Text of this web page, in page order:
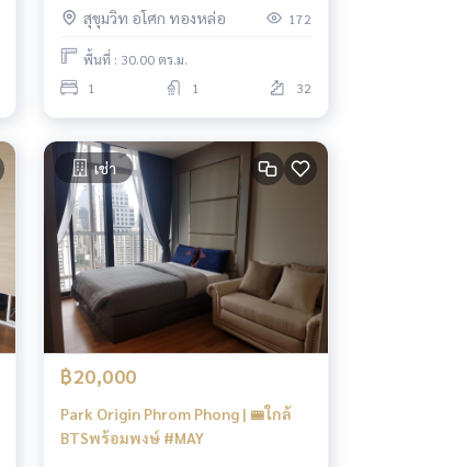
สุขุมวิท อโศก ทองหล่อ 172
พื้นที่ : 30.00 ตร.ม.
1
1 32
เช่า
฿20,000
Park Origin Phrom Phong | 🚝ใกล้
BTSพร้อมพงษ์ #MAY